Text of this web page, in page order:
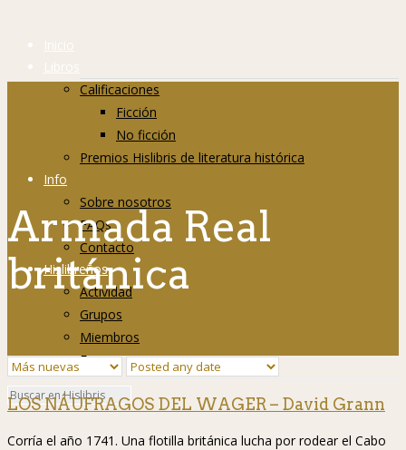
Inicio
Libros
Calificaciones
Ficción
No ficción
Premios Hislibris de literatura histórica
Info
Sobre nosotros
FAQs
Contacto
Hislibreños
Actividad
Grupos
Miembros
Foro
Armada Real
británica
LOS NÁUFRAGOS DEL WAGER – David Grann
Corría el año 1741. Una flotilla británica lucha por rodear el Cabo